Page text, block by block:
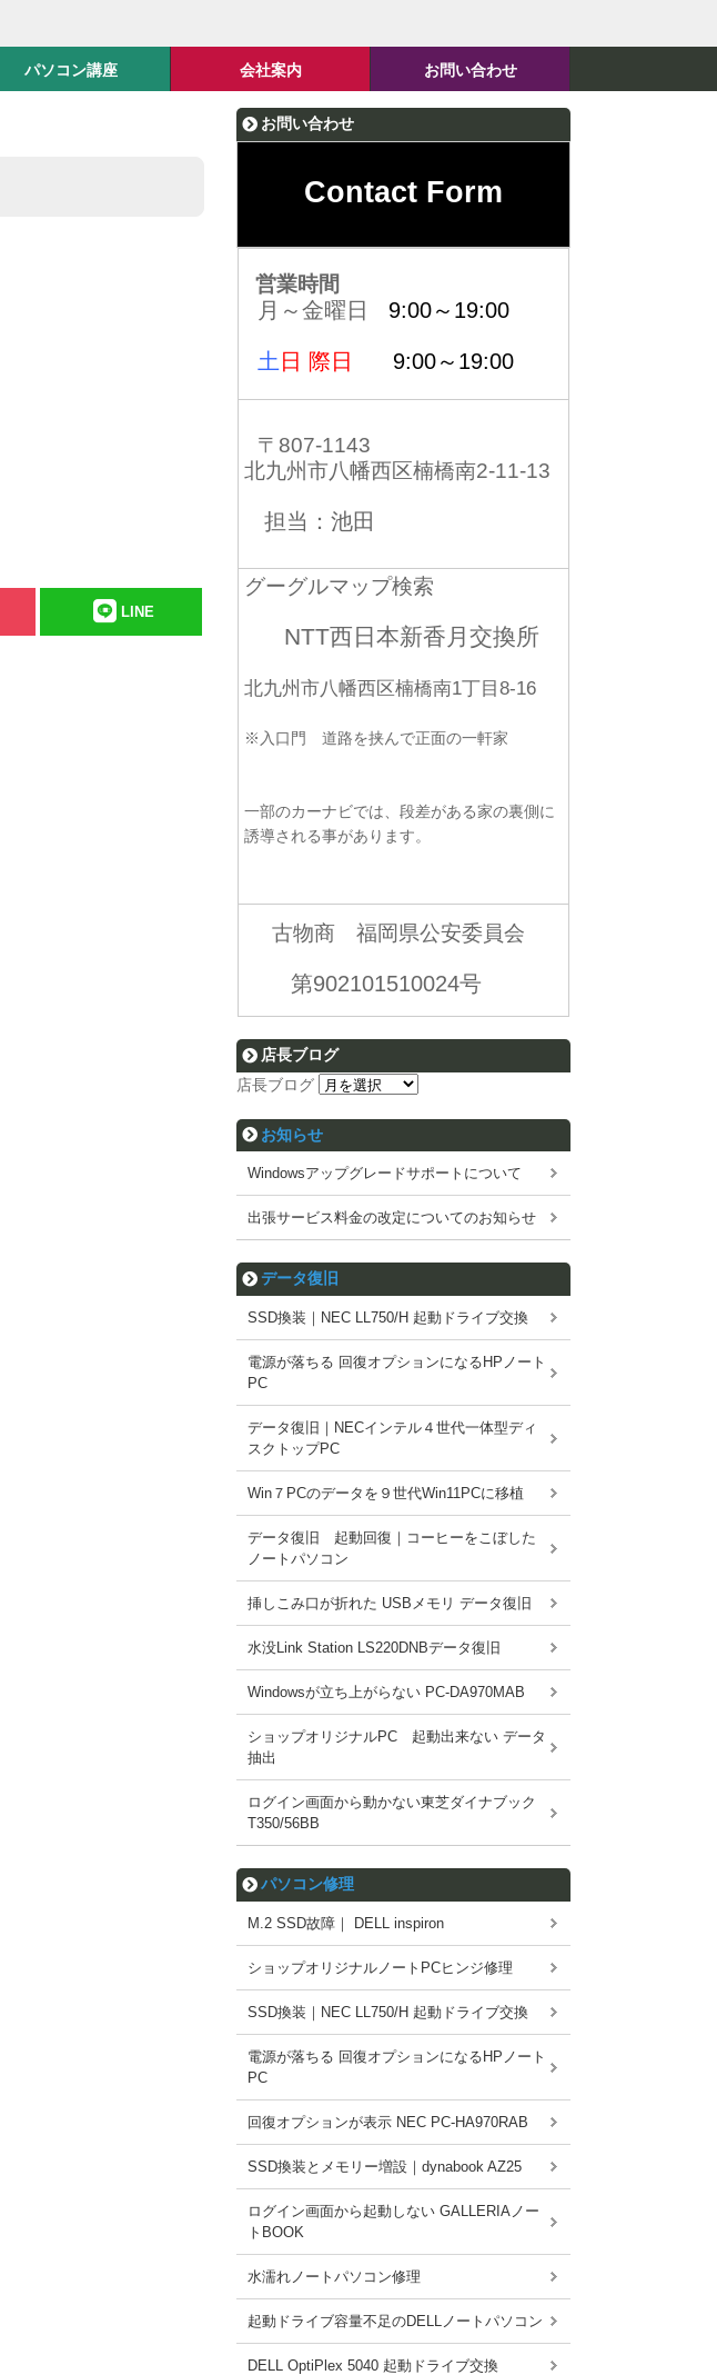
パソコン講座 会社案内 お問い合わせ
LINE
お問い合わせ
Contact Form
営業時間
月～金曜日 9:00～19:00
土 日 際日 9:00～19:00
〒807-1143
北九州市八幡西区楠橋南2-11-13
担当：池田
グーグルマップ検索
NTT西日本新香月交換所
北九州市八幡西区楠橋南1丁目8-16
※入口門 道路を挟んで正面の一軒家
一部のカーナビでは、段差がある家の裏側に
誘導される事があります。
古物商 福岡県公安委員会
第902101510024号
店長ブログ
店長ブログ
お知らせ
Windowsアップグレードサポートについて
出張サービス料金の改定についてのお知らせ
データ復旧
SSD換装｜NEC LL750/H 起動ドライブ交換
電源が落ちる 回復オプションになるHPノート
PC
データ復旧｜NECインテル４世代一体型ディ
スクトップPC
Win７PCのデータを９世代Win11PCに移植
データ復旧 起動回復｜コーヒーをこぼした
ノートパソコン
挿しこみ口が折れた USBメモリ データ復旧
水没Link Station LS220DNBデータ復旧
Windowsが立ち上がらない PC-DA970MAB
ショップオリジナルPC 起動出来ない データ
抽出
ログイン画面から動かない東芝ダイナブック
T350/56BB
パソコン修理
M.2 SSD故障｜ DELL inspiron
ショップオリジナルノートPCヒンジ修理
SSD換装｜NEC LL750/H 起動ドライブ交換
電源が落ちる 回復オプションになるHPノート
PC
回復オプションが表示 NEC PC-HA970RAB
SSD換装とメモリー増設｜dynabook AZ25
ログイン画面から起動しない GALLERIAノー
トBOOK
水濡れノートパソコン修理
起動ドライブ容量不足のDELLノートパソコン
DELL OptiPlex 5040 起動ドライブ交換